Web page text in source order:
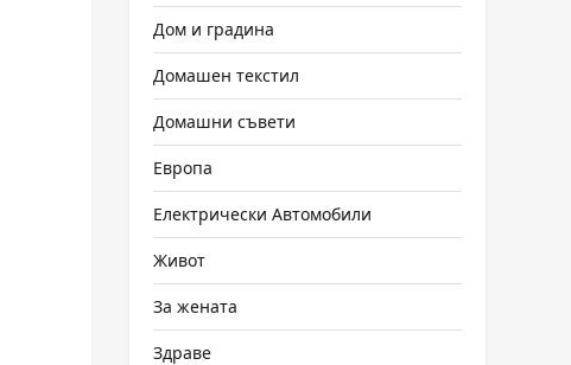
Дом и градина
Домашен текстил
Домашни съвети
Европа
Електрически Автомобили
Живот
За жената
Здраве